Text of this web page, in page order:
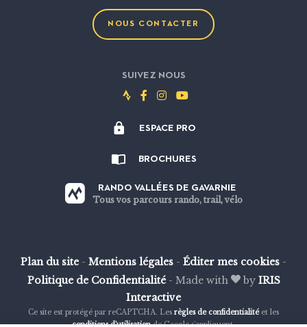
NOUS CONTACTER
SUIVEZ NOUS
Suivez-
Strava
Suivez-
Facebook
Suivez-
Instagram
Suivez-
Youtube
ESPACE PRO
BROCHURES
RANDO VALLÉES DE GAVARNIE
Tous vos parcours rando, trail, vélo
Plan du site - Mentions légales - Éditer mes cookies -
Politique de Confidentialité - Made with by IRIS
Interactive
Ce site est protégé par reCAPTCHA. Les règles de confidentialitéet les
conditions d'utilisationde Google s'appliquent.